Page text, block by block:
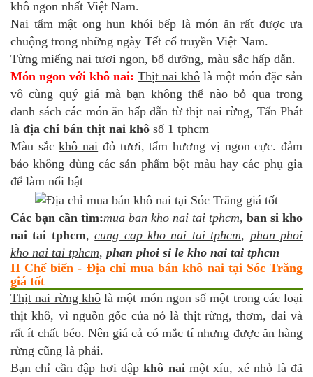
khô ngon nhất Việt Nam.
Nai tẩm mật ong hun khói bếp là món ăn rất được ưa
chuộng trong những ngày Tết cổ truyền Việt Nam.
Từng miếng nai tươi ngon, bổ dưỡng, màu sắc hấp dẫn.
Món ngon với khô nai: Thịt nai khô là một món đặc sản
vô cùng quý giá mà bạn không thể nào bỏ qua trong
danh sách các món ăn hấp dẫn từ thịt nai rừng, Tấn Phát
là địa chỉ bán thịt nai khô số 1 tphcm
Màu sắckhô nai đỏ tươi, tẩm hương vị ngon cực. đảm
bảo không dùng các sản phẩm bột màu hay các phụ gia
để làm nổi bật
Các bạn cần tìm:mua ban kho nai tai tphcm, ban si kho
nai tai tphcm,cung cap kho nai tai tphcm, phan phoi
kho nai tai tphcm, phan phoi si le kho nai tai tphcm
II Chế biến - Địa chỉ mua bán khô nai tại Sóc Trăng
giá tốt
Thịt nai rừng khôlà một món ngon số một trong các loại
thịt khô, vì nguồn gốc của nó là thịt rừng, thơm, dai và
rất ít chất béo. Nên giá cả có mắc tí nhưng được ăn hàng
rừng cũng là phải.
Bạn chỉ cần đập hơi dậpkhô nai một xíu, xé nhỏ là đã